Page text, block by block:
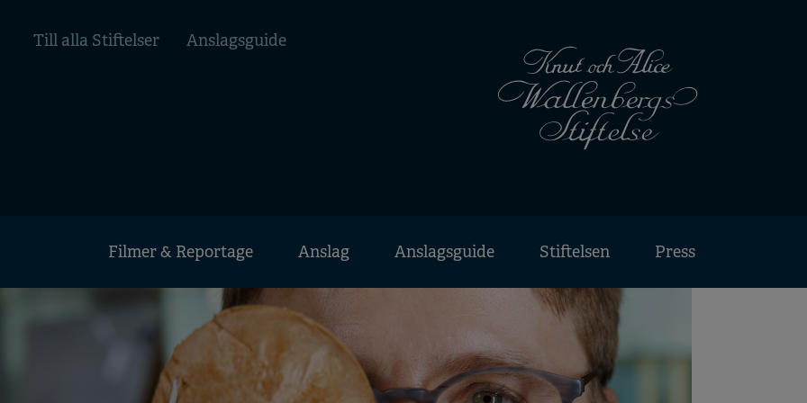
huvudinnehåll
Top
Till alla Stiftelser Anslagsguide
Huvudmeny
Filmer & Reportage Anslag Anslagsguide Stiftelsen Press
Mobile